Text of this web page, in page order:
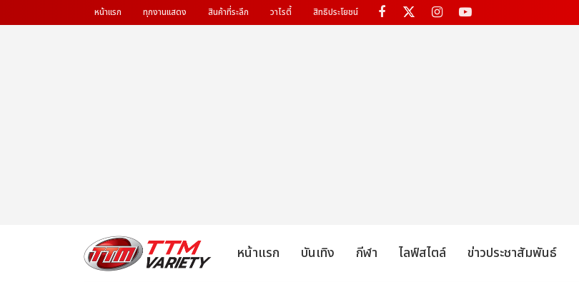
หน้าแรก ทุกงานแสดง สินค้าที่ระลึก วาไรตี้ สิทธิประโยชน์
หน้าแรก บันเทิง กีฬา ไลฟ์สไตล์ ข่าวประชาสัมพันธ์